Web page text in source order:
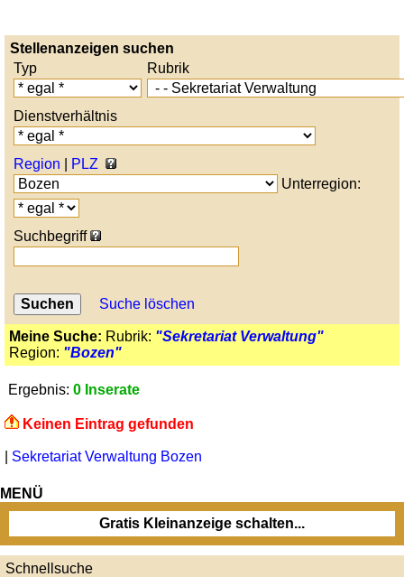
Stellenanzeigen suchen
Typ
Rubrik
Dienstverhältnis
Region
PLZ
Unterregion:
Suchbegriff
Suche löschen
Meine Suche: Rubrik: "Sekretariat Verwaltung"
Region: "Bozen"
Ergebnis: 0 Inserate
Keinen Eintrag gefunden
Sekretariat Verwaltung Bozen
MENÜ
Gratis Kleinanzeige schalten...
Schnellsuche